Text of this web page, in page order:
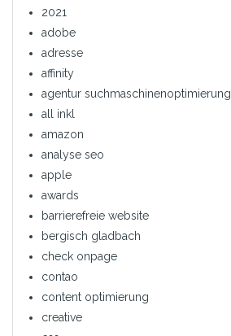
2021
adobe
adresse
affinity
agentur suchmaschinenoptimierung
all inkl
amazon
analyse seo
apple
awards
barrierefreie website
bergisch gladbach
check onpage
contao
content optimierung
creative